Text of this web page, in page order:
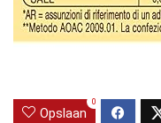
Opslaan
0